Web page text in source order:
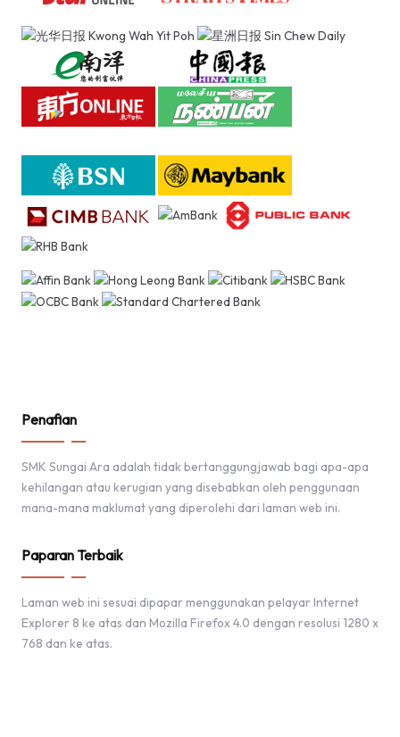
Penafian
SMK Sungai Ara adalah tidak bertanggungjawab bagi apa-apa
kehilangan atau kerugian yang disebabkan oleh penggunaan
mana-mana maklumat yang diperolehi dari laman web ini.
Paparan Terbaik
Laman web ini sesuai dipapar menggunakan pelayar Internet
Explorer 8 ke atas dan Mozilla Firefox 4.0 dengan resolusi 1280 x
768 dan ke atas.